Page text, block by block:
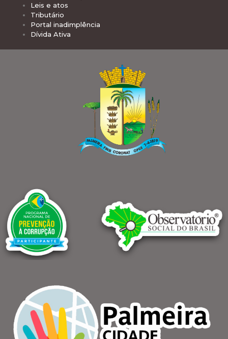
Leis e atos
Tributário
Portal inadimplência
Dívida Ativa